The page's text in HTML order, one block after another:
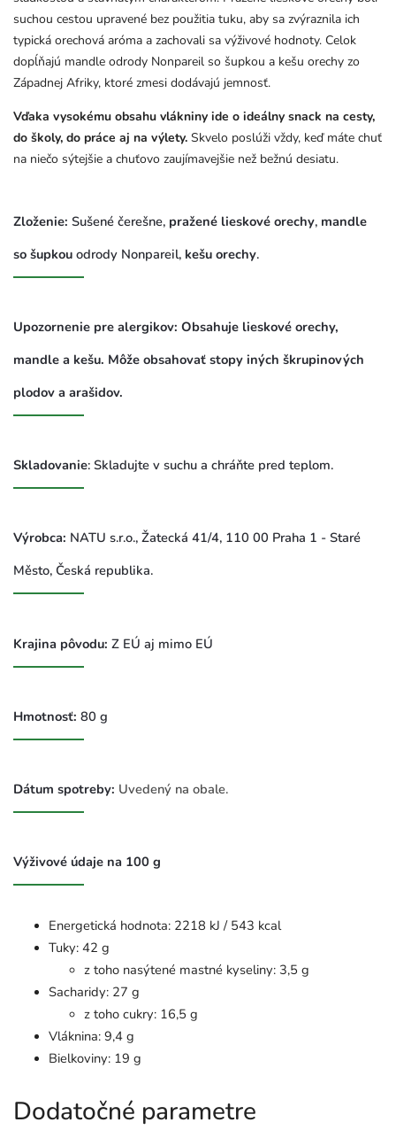
suchou cestou upravené bez použitia tuku, aby sa zvýraznila ich
typická orechová aróma a zachovali sa výživové hodnoty. Celok
dopĺňajú mandle odrody Nonpareil so šupkou a kešu orechy zo
Západnej Afriky, ktoré zmesi dodávajú jemnosť.
Vďaka vysokému obsahu vlákniny ide o ideálny snack na cesty,
do školy, do práce aj na výlety. Skvelo poslúži vždy, keď máte chuť
na niečo sýtejšie a chuťovo zaujímavejšie než bežnú desiatu.
Zloženie: Sušené čerešne, pražené lieskové orechy, mandle
so šupkou odrody Nonpareil, kešu orechy.
Upozornenie pre alergikov: Obsahuje lieskové orechy,
mandle a kešu. Môže obsahovať stopy iných škrupinových
plodov a arašidov.
Skladovanie: Skladujte v suchu a chráňte pred teplom.
Výrobca: NATU s.r.o., Žatecká 41/4, 110 00 Praha 1 - Staré
Město, Česká republika.
Krajina pôvodu: Z EÚ aj mimo EÚ
Hmotnosť: 80 g
Dátum spotreby: Uvedený na obale.
Výživové údaje na 100 g
Energetická hodnota: 2218 kJ / 543 kcal
Tuky: 42 g
z toho nasýtené mastné kyseliny: 3,5 g
Sacharidy: 27 g
z toho cukry: 16,5 g
Vláknina: 9,4 g
Bielkoviny: 19 g
Dodatočné parametre